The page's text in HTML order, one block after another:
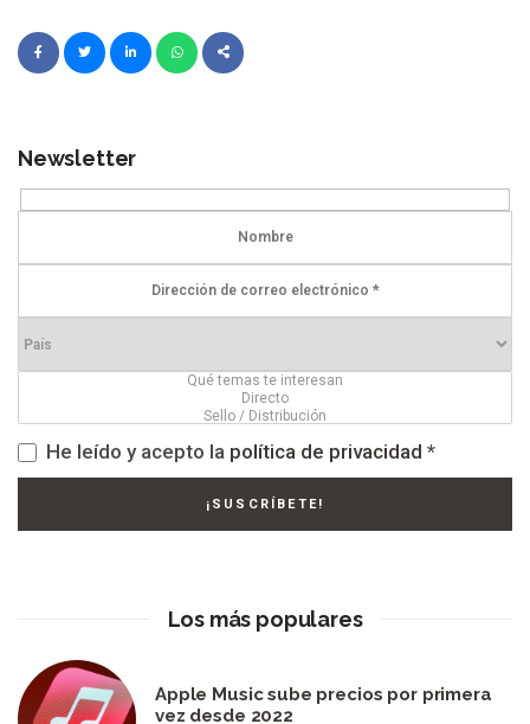
Newsletter
He leído y acepto la política de privacidad *
Los más populares
Apple Music sube precios por primera
vez desde 2022